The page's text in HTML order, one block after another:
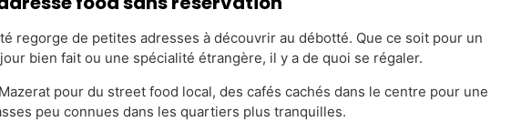
regorge de petites adresses à découvrir au débotté. Que ce soit pour un
bien fait ou une spécialité étrangère, il y a de quoi se régaler.
pour du street food local, des cafés cachés dans le centre pour une
peu connues dans les quartiers plus tranquilles.